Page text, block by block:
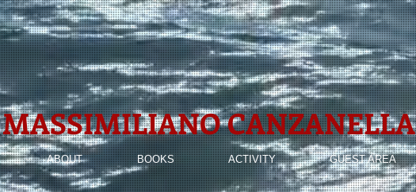
MASSIMILIANOCANZANELLA
ABOUT BOOKS ACTIVITY GUEST AREA